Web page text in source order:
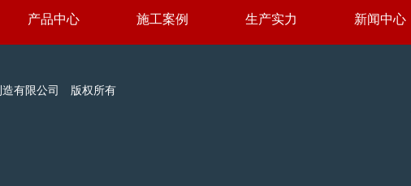
产品中心 施工案例 生产实力 新闻中心
造有限公司 版权所有